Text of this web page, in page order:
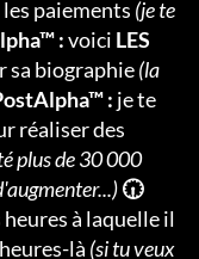
paiements (je te
:voici LES
sa biographie(la
: je te
réaliser des
plus de 30 000
🕡
à laquelle il
là (si tu veux